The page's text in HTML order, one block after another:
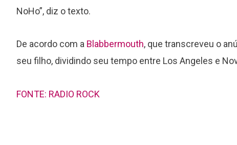
NoHo”, diz o texto.
De acordo com a Blabbermouth, que transcreveu o
seu filho, dividindo seu tempo entre Los Angeles e
FONTE: RADIO ROCK
Foo Fighters lança de surpresa